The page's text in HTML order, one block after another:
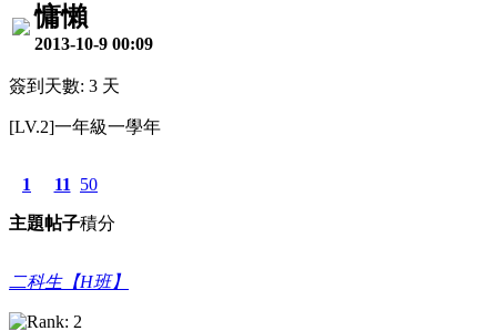
慵懶
2013-10-9 00:09
簽到天數: 3 天
[LV.2]一年級一學年
1
主題
11
帖子
50
積分
二科生【H班】